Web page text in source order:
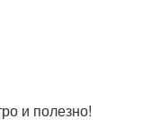
и полезно!